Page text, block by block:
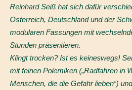
Reinhard Seiß hat sich dafür
Österreich, Deutschland und der
modularen Fassungen mit
Stunden präsentieren.
Klingt trocken? Ist es keineswegs!
mit feinen Polemiken („Radfahren in
Menschen, die die Gefahr lieben“)